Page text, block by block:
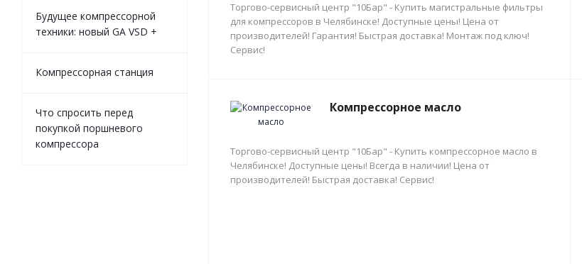
Торгово-сервисный центр "10Бар" - Купить магистральные фильтры
для компрессоров в Челябинске! Доступные цены! Цена от
производителей! Гарантия! Быстрая доставка! Монтаж под ключ!
Сервис!
Компрессорное масло
Торгово-сервисный центр "10Бар" - Купить компрессорное масло в
Челябинске! Доступные цены! Всегда в наличии! Цена от
производителей! Быстрая доставка! Сервис!
Будущее компрессорной
техники: новый GA VSD +
Компрессорная станция
Что спросить перед
покупкой поршневого
компрессора